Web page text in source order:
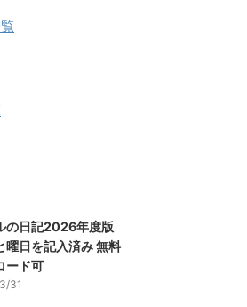
の日記2026年度版
曜日を記入済み 無料
ード可
31